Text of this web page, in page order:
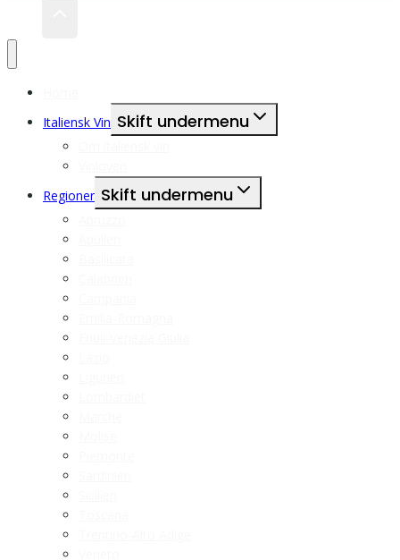
Italiensk Vin Skift undermenu
Regioner Skift undermenu